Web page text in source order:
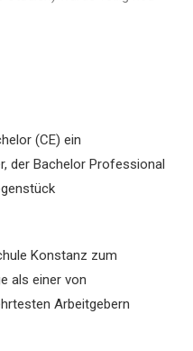
(CE) ein
der Bachelor Professional
Konstanz zum
als einer von
Arbeitgebern